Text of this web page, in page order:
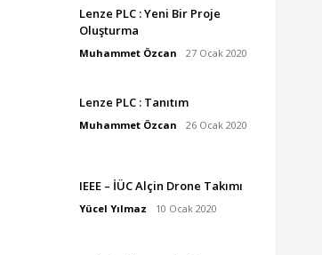
Lenze PLC : Yeni Bir Proje
Oluşturma
Muhammet Özcan 27 Ocak 2020
Lenze PLC : Tanıtım
Muhammet Özcan 26 Ocak 2020
IEEE – İÜC Alçin Drone Takımı
Yücel Yılmaz 10 Ocak 2020